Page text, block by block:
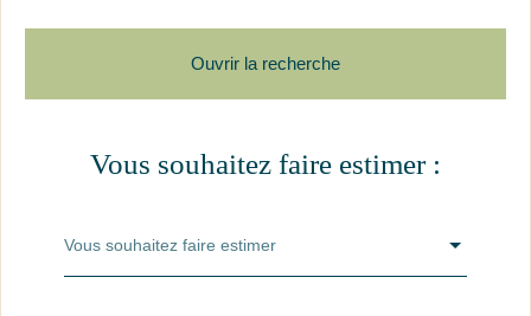
Ouvrir la recherche
Vous souhaitez faire estimer :
Vous souhaitez faire estimer